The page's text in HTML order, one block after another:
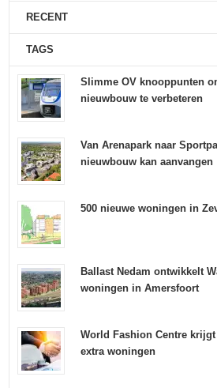
RECENT
TAGS
Slimme OV knooppunten
nieuwbouw te verbeteren
Van Arenapark naar
nieuwbouw kan aanvangen
500 nieuwe woningen in
Ballast Nedam ontwikkelt
woningen in Amersfoort
World Fashion Centre
extra woningen